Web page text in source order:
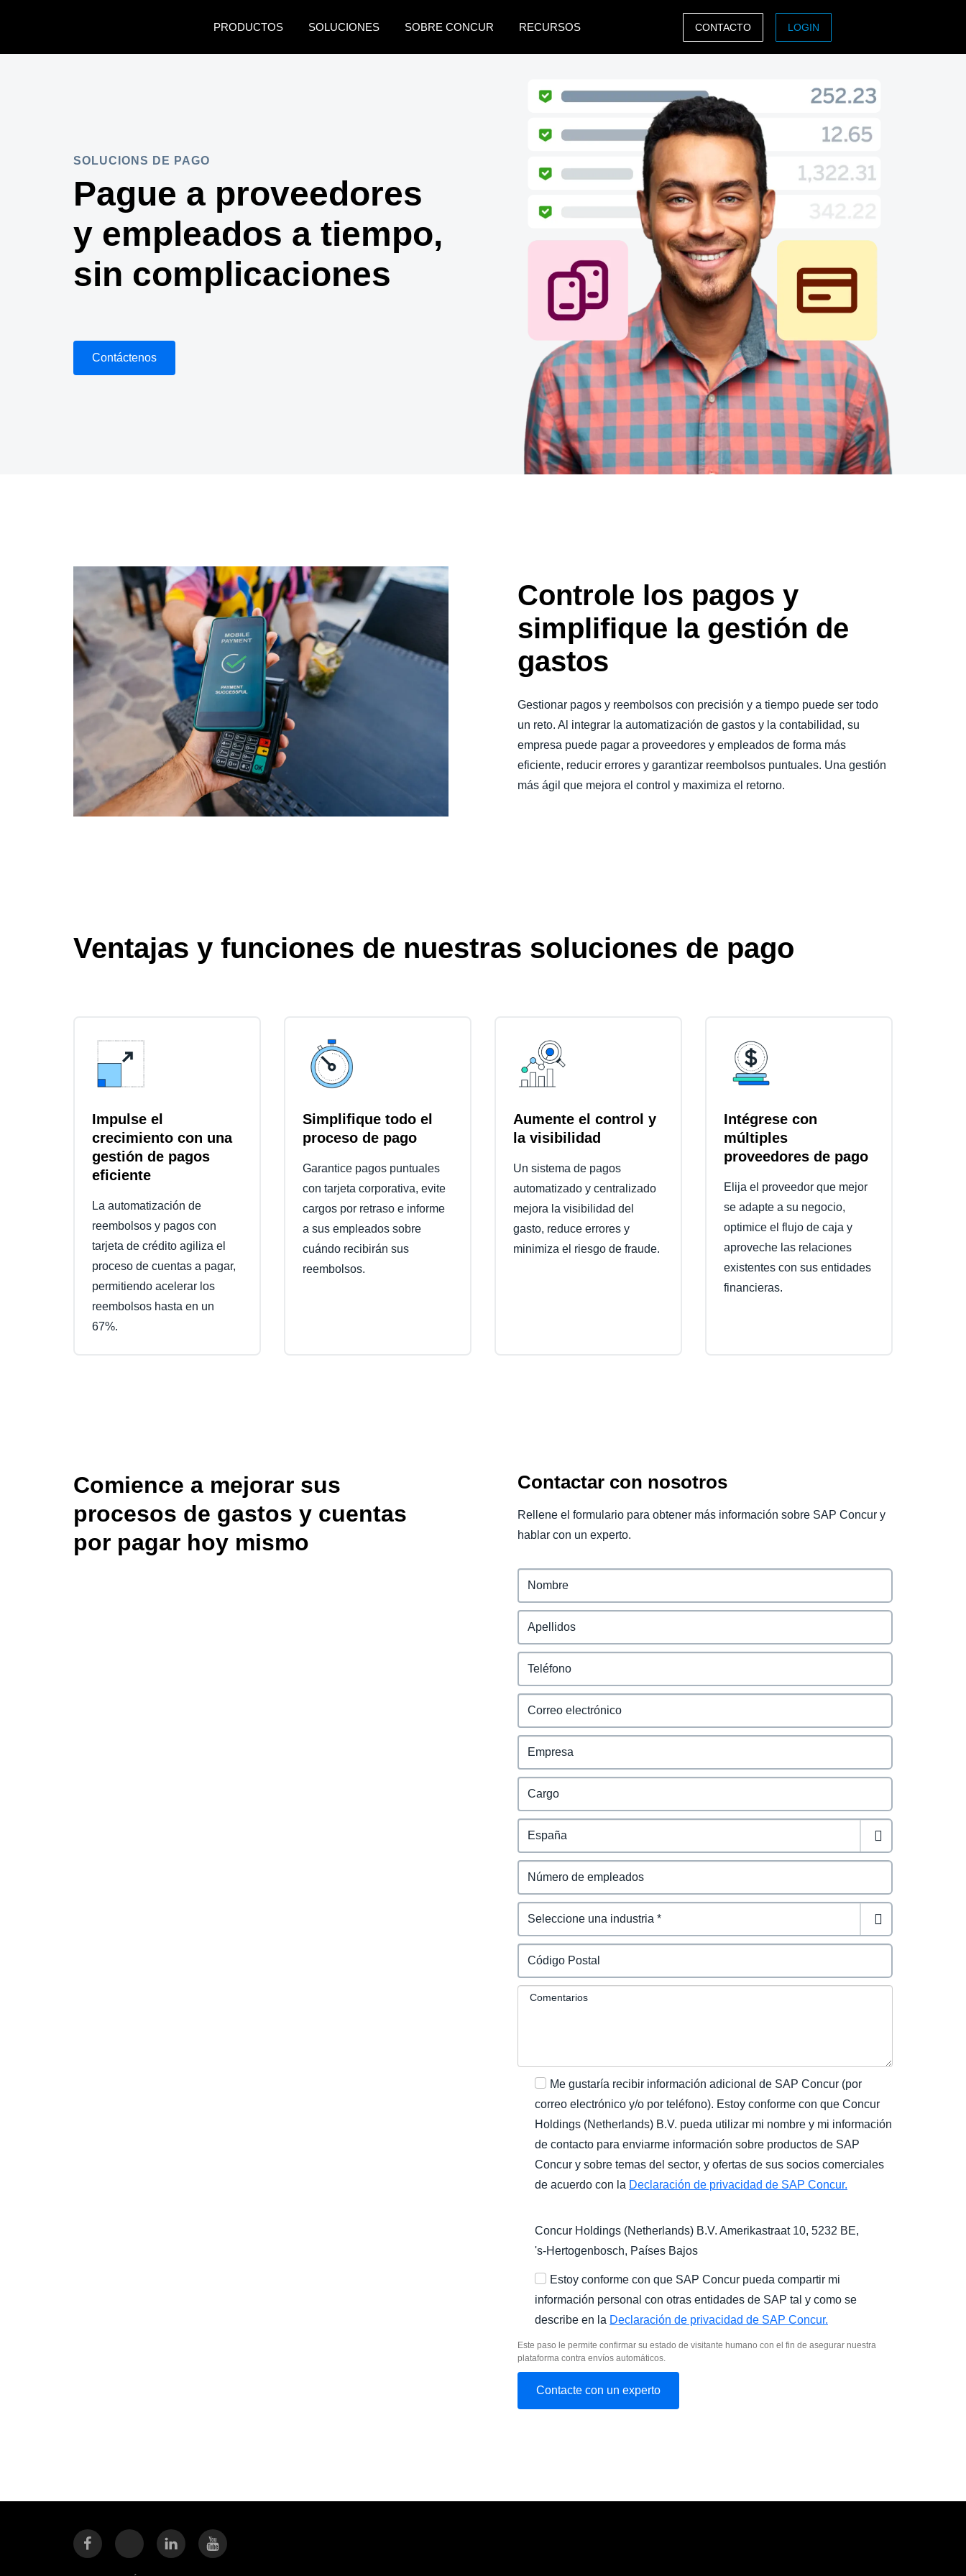
PRODUCTOS
SOLUCIONES SOBRE CONCUR RECURSOS
México (Español)
United Kingdom (English)
France (Français)
Deutschland (Deutsch)
Nederlands (English)
Denmark (English)
Finland (English)
Belgium (English)
España (Español)
Norway (English)
Australia (English)
India (English)
日本（日本語)
Singapore (English)
CONTACTO LOGIN
SOLUCIONS DE PAGO
Pague a proveedores
y empleados a tiempo,
sin complicaciones
Contáctenos
Controle los pagos y
simplifique la gestión de
gastos
Gestionar pagos y reembolsos con precisión y a tiempo puede ser todo
un reto. Al integrar la automatización de gastos y la contabilidad, su
empresa puede pagar a proveedores y empleados de forma más
eficiente, reducir errores y garantizar reembolsos puntuales. Una gestión
más ágil que mejora el control y maximiza el retorno.
Ventajas y funciones de nuestras soluciones de pago
Impulse el
crecimiento con una
gestión de pagos
eficiente
La automatización de
reembolsos y pagos con
tarjeta de crédito agiliza el
proceso de cuentas a pagar,
permitiendo acelerar los
reembolsos hasta en un
67%.
Simplifique todo el
proceso de pago
Garantice pagos puntuales
con tarjeta corporativa, evite
cargos por retraso e informe
a sus empleados sobre
cuándo recibirán sus
reembolsos.
Aumente el control y
la visibilidad
Un sistema de pagos
automatizado y centralizado
mejora la visibilidad del
gasto, reduce errores y
minimiza el riesgo de fraude.
Intégrese con
múltiples
proveedores de pago
Elija el proveedor que mejor
se adapte a su negocio,
optimice el flujo de caja y
aproveche las relaciones
existentes con sus entidades
financieras.
Comience a mejorar sus
procesos de gastos y cuentas
por pagar hoy mismo
Contactar con nosotros
Rellene el formulario para obtener más información sobre SAP Concur y
hablar con un experto.
Comentarios
Me gustaría recibir información adicional de SAP Concur (por
correo electrónico y/o por teléfono). Estoy conforme con que Concur
Holdings (Netherlands) B.V. pueda utilizar mi nombre y mi información
de contacto para enviarme información sobre productos de SAP
Concur y sobre temas del sector, y ofertas de sus socios comerciales
de acuerdo con la Declaración de privacidad de SAP Concur.
Concur Holdings (Netherlands) B.V. Amerikastraat 10, 5232 BE,
's-Hertogenbosch, Países Bajos
Estoy conforme con que SAP Concur pueda compartir mi
información personal con otras entidades de SAP tal y como se
describe en la Declaración de privacidad de SAP Concur.
Este paso le permite confirmar su estado de visitante humano con el fin de asegurar nuestra
plataforma contra envíos automáticos.